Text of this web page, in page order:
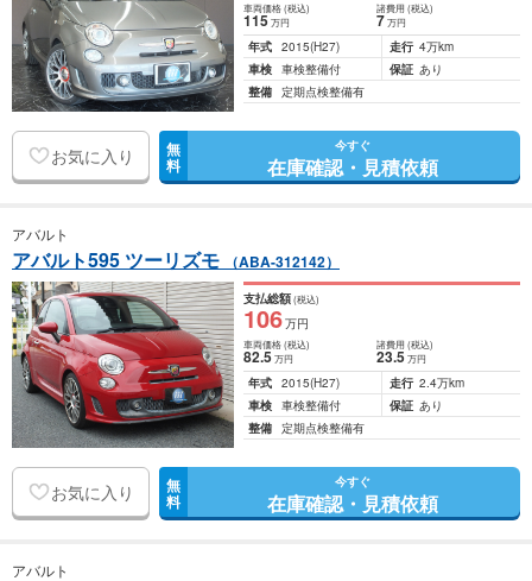
車両価格(税込)
115万円
諸費用 (税込)
7 万円
年式 2015(H27) 走行 4万km
車検 車検整備付 保証 あり
整備 定期点検整備有
お気に入り 無
料
今すぐ
在庫確認・見積依頼
アバルト
アバルト595 ツーリズモ （ABA-312142）
支払総額(税込)
106万円
車両価格(税込)
82.5万円
諸費用 (税込)
23.5 万円
年式 2015(H27) 走行 2.4万km
車検 車検整備付 保証 あり
整備 定期点検整備有
お気に入り 無
料
今すぐ
在庫確認・見積依頼
アバルト